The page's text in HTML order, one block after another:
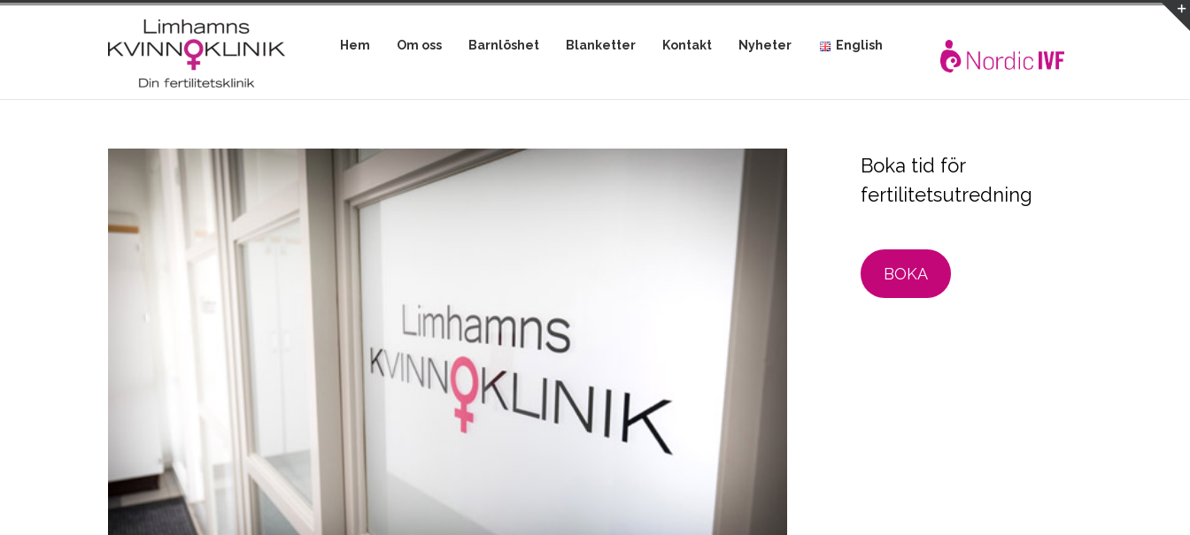
Hem Om oss Barnlöshet Blanketter Kontakt Nyheter English
Boka tid för
fertilitetsutredning
BOKA